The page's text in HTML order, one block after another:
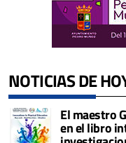
NOTICIAS DE
El maestro
en el libro